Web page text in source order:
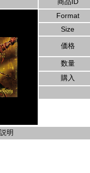
Format
Size
価格
数量
購入
明